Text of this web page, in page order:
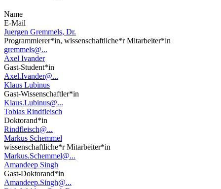
Name
E-Mail
Juergen Gremmels, Dr.
Programmierer*in, wissenschaftliche*r Mitarbeiter*in
gremmels@...
Axel Ivander
Gast-Student*in
Axel.Ivander@...
Klaus Lubinus
Gast-Wissenschaftler*in
Klaus.Lubinus@...
Tobias Rindfleisch
Doktorand*in
Rindfleisch@...
Markus Schemmel
wissenschaftliche*r Mitarbeiter*in
Markus.Schemmel@...
Amandeep Singh
Gast-Doktorand*in
Amandeep.Singh@...